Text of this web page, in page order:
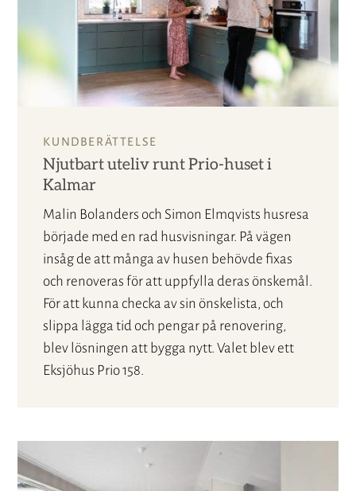
KUNDBERÄTTELSE
Njutbart uteliv runt Prio-huset i
Kalmar
Malin Bolanders och Simon Elmqvists husresa
började med en rad husvisningar. På vägen
insåg de att många av husen behövde fixas
och renoveras för att uppfylla deras önskemål.
För att kunna checka av sin önskelista, och
slippa lägga tid och pengar på renovering,
blev lösningen att bygga nytt. Valet blev ett
Eksjöhus Prio 158.